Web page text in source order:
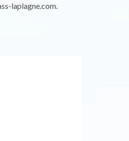
laplagne.com.